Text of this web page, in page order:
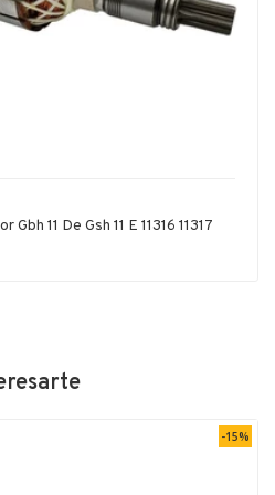
11 De Gsh 11 E 11316 11317
-15%